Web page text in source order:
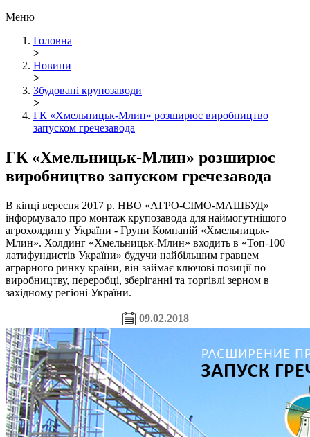
Меню
Головна
>
Новини
>
Збудовані крупозаводи
>
ГК «Хмельницьк-Млин» розширює виробництво
запуском гречезавода
ГК «Хмельницьк-Млин» розширює
виробництво запуском гречезавода
В кінці вересня 2017 р. НВО «АГРО-СІМО-МАШБУД»
інформувало про монтаж крупозавода для наймогутнішого
агрохолдингу України - Групи Компаній «Хмельницьк-
Млин». Холдинг «Хмельницьк-Млин» входить в «Топ-100
латифундистів України» будучи найбільшим гравцем
аграрного ринку країни, він займає ключові позиції по
виробництву, переробці, зберіганні та торгівлі зерном в
західному регіоні України.
09.02.2018